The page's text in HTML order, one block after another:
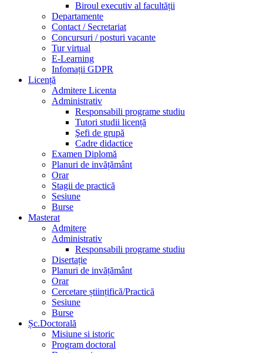
Biroul executiv al facultății
Departamente
Contact / Secretariat
Concursuri / posturi vacante
Tur virtual
E-Learning
Infomații GDPR
Licență
Admitere Licenta
Administrativ
Responsabili programe studiu
Tutori studii licență
Şefi de grupă
Cadre didactice
Examen Diplomă
Planuri de invățământ
Orar
Stagii de practică
Sesiune
Burse
Masterat
Admitere
Administrativ
Responsabili programe studiu
Disertație
Planuri de invățământ
Orar
Cercetare științifică/Practică
Sesiune
Burse
Șc.Doctorală
Misiune si istoric
Program doctoral